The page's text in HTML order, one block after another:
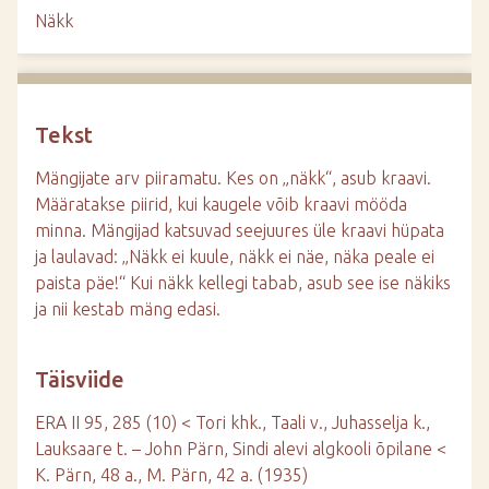
Näkk
Tekst
Mängijate arv piiramatu. Kes on „näkk“, asub kraavi.
Määratakse piirid, kui kaugele võib kraavi mööda
minna. Mängijad katsuvad seejuures üle kraavi hüpata
ja laulavad: „Näkk ei kuule, näkk ei näe, näka peale ei
paista päe!“ Kui näkk kellegi tabab, asub see ise näkiks
ja nii kestab mäng edasi.
Täisviide
ERA II 95, 285 (10) < Tori khk., Taali v., Juhasselja k.,
Lauksaare t. – John Pärn, Sindi alevi algkooli õpilane <
K. Pärn, 48 a., M. Pärn, 42 a. (1935)